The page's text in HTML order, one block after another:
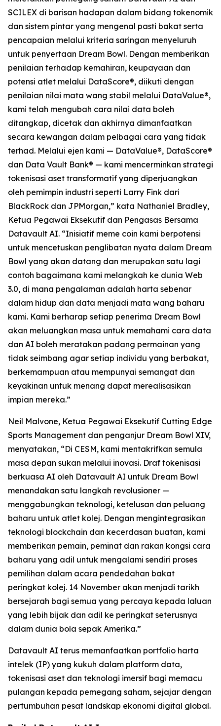
SCILEX di barisan hadapan dalam bidang tokenomik
dan sistem pintar yang mengenal pasti bakat serta
pencapaian melalui kriteria saringan menyeluruh
untuk penyertaan Dream Bowl. Dengan memberikan
penilaian terhadap kemahiran, keupayaan dan
potensi atlet melalui DataScore®, diikuti dengan
penilaian nilai mata wang stabil melalui DataValue®,
kami telah mengubah cara nilai data boleh
ditangkap, dicetak dan akhirnya dimanfaatkan
secara kewangan dalam pelbagai cara yang tidak
terhad. Melalui ejen kami — DataValue®, DataScore®
dan Data Vault Bank® — kami mencerminkan strategi
tokenisasi aset transformatif yang diperjuangkan
oleh pemimpin industri seperti Larry Fink dari
BlackRock dan JPMorgan,” kata Nathaniel Bradley,
Ketua Pegawai Eksekutif dan Pengasas Bersama
Datavault AI. “Inisiatif meme coin kami berpotensi
untuk mencetuskan penglibatan nyata dalam Dream
Bowl yang akan datang dan merupakan satu lagi
contoh bagaimana kami melangkah ke dunia Web
3.0, di mana pengalaman adalah harta sebenar
dalam hidup dan data menjadi mata wang baharu
kami. Kami berharap setiap penerima Dream Bowl
akan meluangkan masa untuk memahami cara data
dan AI boleh meratakan padang permainan yang
tidak seimbang agar setiap individu yang berbakat,
berkemampuan atau mempunyai semangat dan
keyakinan untuk menang dapat merealisasikan
impian mereka.”
Neil Malvone, Ketua Pegawai Eksekutif Cutting Edge
Sports Management dan penganjur Dream Bowl XIV,
menyatakan, “Di CESM, kami mentakrifkan semula
masa depan sukan melalui inovasi. Draf tokenisasi
berkuasa AI oleh Datavault AI untuk Dream Bowl
menandakan satu langkah revolusioner —
menggabungkan teknologi, ketelusan dan peluang
baharu untuk atlet kolej. Dengan mengintegrasikan
teknologi blockchain dan kecerdasan buatan, kami
memberikan pemain, peminat dan rakan kongsi cara
baharu yang adil untuk mengalami sendiri proses
pemilihan dalam acara pendedahan bakat
peringkat kolej. 14 November akan menjadi tarikh
bersejarah bagi semua yang percaya kepada laluan
yang lebih bijak dan adil ke peringkat seterusnya
dalam dunia bola sepak Amerika.”
Datavault AI terus memanfaatkan portfolio harta
intelek (IP) yang kukuh dalam platform data,
tokenisasi aset dan teknologi imersif bagi memacu
pulangan kepada pemegang saham, sejajar dengan
pertumbuhan pesat landskap ekonomi digital global.